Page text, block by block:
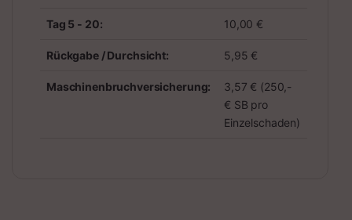
Tag 5 - 20: 10,00 €
Rückgabe / Durchsicht: 5,95 €
Maschinenbruchversicherung:
3,57 € (250,-
€ SB pro
Einzelschaden)